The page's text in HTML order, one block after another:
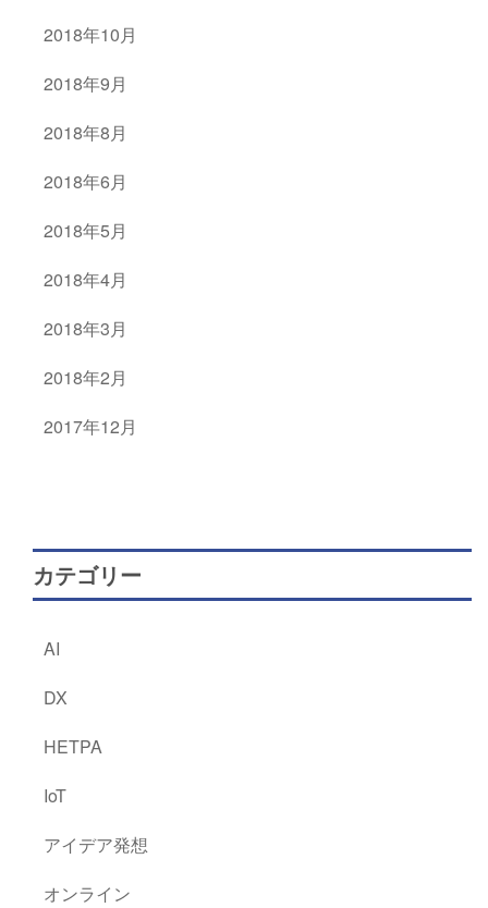
2018年10月
2018年9月
2018年8月
2018年6月
2018年5月
2018年4月
2018年3月
2018年2月
2017年12月
カテゴリー
AI
DX
HETPA
IoT
アイデア発想
オンライン